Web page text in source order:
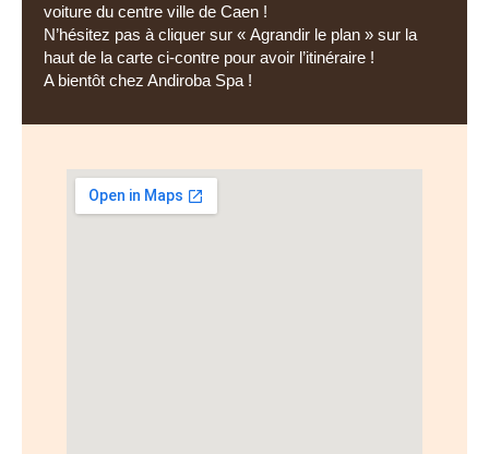
voiture du centre ville de Caen !
N’hésitez pas à cliquer sur « Agrandir le plan » sur la
haut de la carte ci-contre pour avoir l’itinéraire !
A bientôt chez Andiroba Spa !